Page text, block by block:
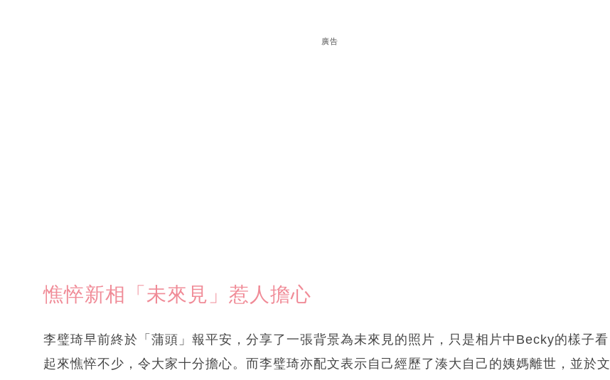
廣告
憔悴新相「未來見」惹人擔心
李璧琦早前終於「蒲頭」報平安，分享了一張背景為未來見的照片，只是相片中Becky的樣子看
起來憔悴不少，令大家十分擔心。而李璧琦亦配文表示自己經歷了湊大自己的姨媽離世，並於文